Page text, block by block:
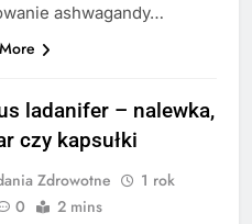
ashwagandy…
ladanifer – nalewka,
czy kapsułki
Zdrowotne
1 rok
0 2 mins